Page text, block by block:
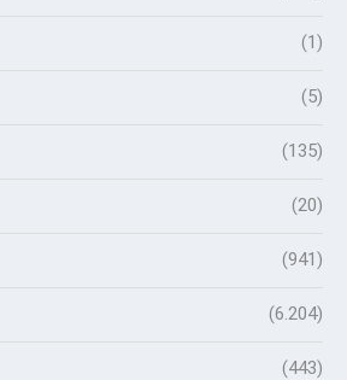
(1)
(5)
(135)
(20)
(941)
(6.204)
(443)